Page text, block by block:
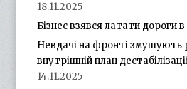
18.11.2025
Бізнес взявся латати дороги
Невдачі на фронті змушують
внутрішній план
14.11.2025